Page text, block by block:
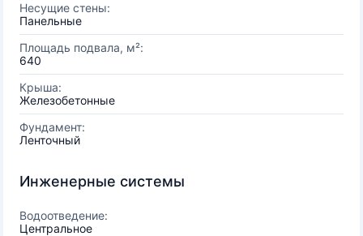
Несущие стены:
Панельные
Площадь подвала, м²:
640
Крыша:
Железобетонные
Фундамент:
Ленточный
Инженерные системы
Водоотведение:
Центральное